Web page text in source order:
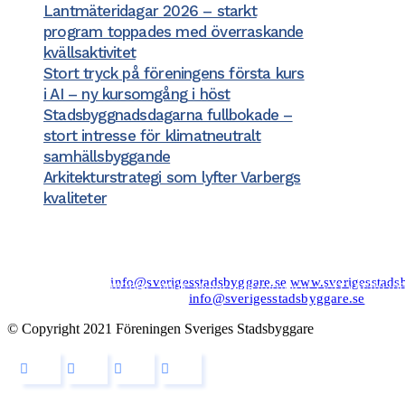
Lantmäteridagar 2026 – starkt
program toppades med överraskande
kvällsaktivitet
Stort tryck på föreningens första kurs
i AI – ny kursomgång i höst
Stadsbyggnadsdagarna fullbokade –
stort intresse för klimatneutralt
samhällsbyggande
Arkitekturstrategi som lyfter Varbergs
kvaliteter
Tel: 08−20 19 85info@sverigesstadsbyggare.se
Organisationsnr: 802001−8001 Momsregistreringsnr (VAT)
Bank: Nordea Bankgiro: 561−1835 Plusgiro: 1172−6 IBAN: SE80
info@sverigesstadsbyggare.se
© Copyright 2021 Föreningen Sveriges Stadsbyggare